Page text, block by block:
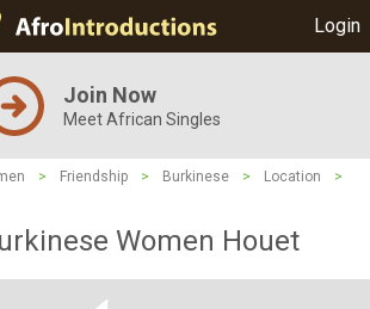
Login
Join Now
Meet African Singles
> Friendship > Burkinese > Location
>
Women Houet